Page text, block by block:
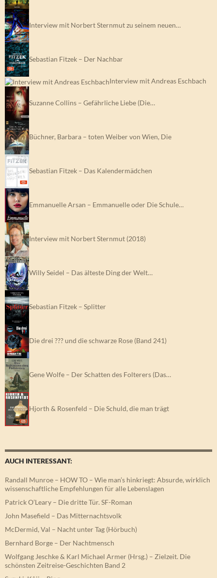
Interview mit Norbert Sternmut zu seinem neuen…
Sebastian Fitzek – Der Nachbar
Interview mit Andreas Eschbach
Suzanne Collins – Gefährliche Liebe (Die…
Büchner, Barbara – toten Weiber von Wien, Die
Sebastian Fitzek – Das Kalendermädchen
Emmanuelle Arsan – Emmanuelle oder Die Schule…
Interview mit Norbert Sternmut (2018)
Willy Seidel – Das älteste Ding der Welt…
Sebastian Fitzek – Splitter
Die drei ??? und die schwarze Rose (Band 241)
Gene Wolfe – Der Schatten des Folterers (Das…
Hjorth & Rosenfeld – Die Schuld, die man trägt
AUCH INTERESSANT:
Randall Munroe – HOW TO – Wie man’s hinkriegt: Absurde, wirklich
wissenschaftliche Empfehlungen für alle Lebenslagen
Patrick O’Leary – Die dritte Tür. SF-Roman
John Masefield – Das Mitternachtsvolk
McDermid, Val – Nacht unter Tag (Hörbuch)
Bernhard Borge – Der Nachtmensch
Wolfgang Jeschke & Karl Michael Armer (Hrsg.) – Zielzeit. Die
schönsten Zeitreise-Geschichten Band 2